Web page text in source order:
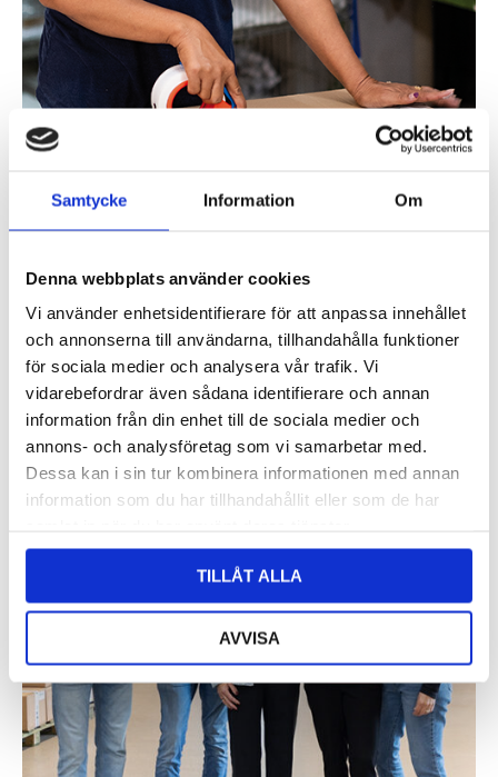
Samtycke Information Om
Denna webbplats använder cookies
Vi använder enhetsidentifierare för att anpassa innehållet
och annonserna till användarna, tillhandahålla funktioner
för sociala medier och analysera vår trafik. Vi
vidarebefordrar även sådana identifierare och annan
information från din enhet till de sociala medier och
annons- och analysföretag som vi samarbetar med.
Dessa kan i sin tur kombinera informationen med annan
information som du har tillhandahållit eller som de har
TILLÅT ALLA
AVVISA
Different Design på Bali
Naturligt, äkta och handgjort